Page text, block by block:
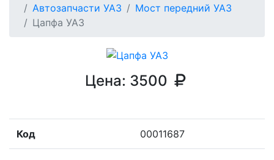
Автозапчасти УАЗ
Мост передний УАЗ
Цапфа УАЗ
Цена: 3500
Код 00011687